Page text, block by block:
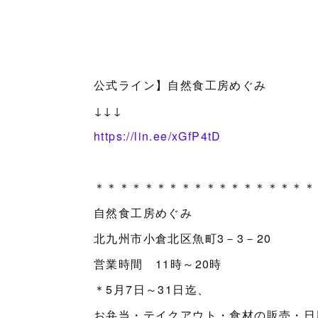
公式ライン】自然食工房めぐみ
↓↓↓
https://lin.ee/xGfP4tD
＊＊＊＊＊＊＊＊＊＊＊＊＊＊＊＊＊＊
自然食工房めぐみ
北九州市小倉北区魚町3－3－20
営業時間 11時～20時
＊5月7日～31日迄、